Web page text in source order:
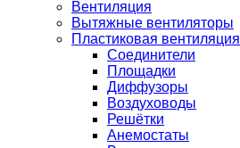
Вентиляция
Вытяжные вентиляторы
Пластиковая вентиляция
Соединители
Площадки
Диффузоры
Воздуховоды
Решётки
Анемостаты